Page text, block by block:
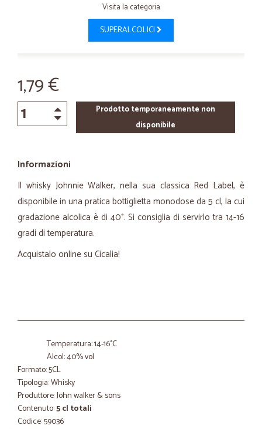
Visita la categoria
SUPERALCOLICI
1,79 €
Prodotto temporaneamente non
disponibile
Informazioni
Il whisky Johnnie Walker, nella sua classica Red Label, è
disponibile in una pratica bottiglietta monodose da 5 cl, la cui
gradazione alcolica è di 40°. Si consiglia di servirlo tra 14-16
gradi di temperatura.
Acquistalo online su Cicalia!
Temperatura: 14-16°C
Alcol: 40% vol
Formato: 5CL
Tipologia: Whisky
Produttore: John walker & sons
Contenuto:5 cl totali
Codice: 59036